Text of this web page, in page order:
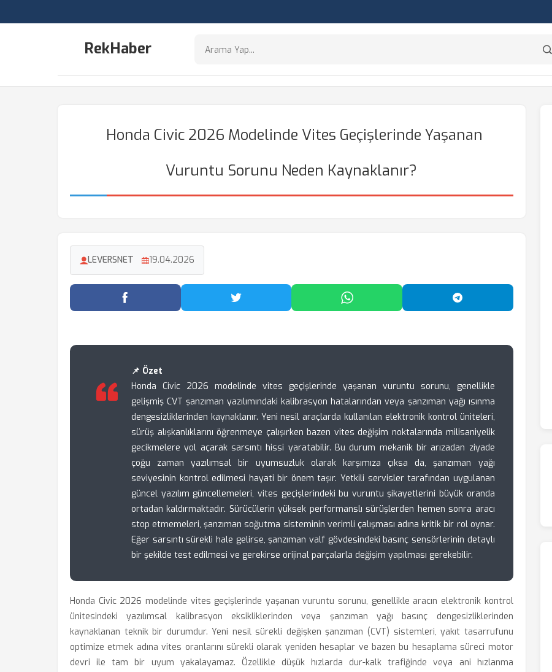
RekHaber
Honda Civic 2026 Modelinde Vites Geçişlerinde Yaşanan
Vuruntu Sorunu Neden Kaynaklanır?
LEVERSNET 19.04.2026
Facebook'ta Paylaş Twitter'da Paylaş WhatsApp'ta Paylaş Telegram'da Paylaş
📌 Özet
Honda Civic 2026 modelinde vites geçişlerinde yaşanan vuruntu sorunu, genellikle
gelişmiş CVT şanzıman yazılımındaki kalibrasyon hatalarından veya şanzıman yağı ısınma
dengesizliklerinden kaynaklanır. Yeni nesil araçlarda kullanılan elektronik kontrol üniteleri,
sürüş alışkanlıklarını öğrenmeye çalışırken bazen vites değişim noktalarında milisaniyelik
gecikmelere yol açarak sarsıntı hissi yaratabilir. Bu durum mekanik bir arızadan ziyade
çoğu zaman yazılımsal bir uyumsuzluk olarak karşımıza çıksa da, şanzıman yağı
seviyesinin kontrol edilmesi hayati bir önem taşır. Yetkili servisler tarafından uygulanan
güncel yazılım güncellemeleri, vites geçişlerindeki bu vuruntu şikayetlerini büyük oranda
ortadan kaldırmaktadır. Sürücülerin yüksek performanslı sürüşlerden hemen sonra aracı
stop etmemeleri, şanzıman soğutma sisteminin verimli çalışması adına kritik bir rol oynar.
Eğer sarsıntı sürekli hale gelirse, şanzıman valf gövdesindeki basınç sensörlerinin detaylı
bir şekilde test edilmesi ve gerekirse orijinal parçalarla değişim yapılması gerekebilir.
Honda Civic 2026 modelinde vites geçişlerinde yaşanan vuruntu sorunu, genellikle aracın elektronik kontrol
ünitesindeki yazılımsal kalibrasyon eksikliklerinden veya şanzıman yağı basınç dengesizliklerinden
kaynaklanan teknik bir durumdur. Yeni nesil sürekli değişken şanzıman (CVT) sistemleri, yakıt tasarrufunu
optimize etmek adına vites oranlarını sürekli olarak yeniden hesaplar ve bazen bu hesaplama süreci motor
devri ile tam bir uyum yakalayamaz. Özellikle düşük hızlarda dur-kalk trafiğinde veya ani hızlanma